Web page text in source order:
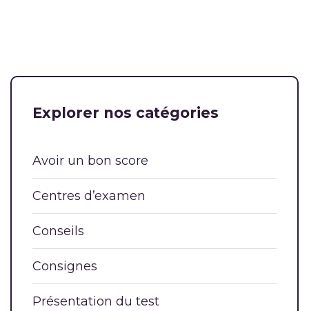
Explorer nos catégories
Avoir un bon score
Centres d’examen
Conseils
Consignes
Présentation du test